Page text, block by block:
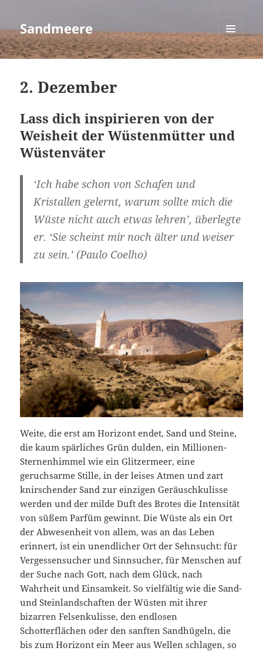
Sandmeere
MENÜ
UND
2. Dezember
Lass dich inspirieren von der
Weisheit der Wüstenmütter und
Wüstenväter
‘Ich habe schon von Schafen und
Kristallen gelernt, warum sollte mich die
Wüste nicht auch etwas lehren’, überlegte
er. ‘Sie scheint mir noch älter und weiser
zu sein.’ (Paulo Coelho)
Weite, die erst am Horizont endet, Sand und Steine,
die kaum spärliches Grün dulden, ein Millionen-
Sternenhimmel wie ein Glitzermeer, eine
geruchsarme Stille, in der leises Atmen und zart
knirschender Sand zur einzigen Geräuschkulisse
werden und der milde Duft des Brotes die Intensität
von süßem Parfüm gewinnt. Die Wüste als ein Ort
der Abwesenheit von allem, was an das Leben
erinnert, ist ein unendlicher Ort der Sehnsucht: für
Vergessensucher und Sinnsucher, für Menschen auf
der Suche nach Gott, nach dem Glück, nach
Wahrheit und Einsamkeit. So vielfältig wie die Sand-
und Steinlandschaften der Wüsten mit ihrer
bizarren Felsenkulisse, den endlosen
Schotterflächen oder den sanften Sandhügeln, die
bis zum Horizont ein Meer aus Wellen schlagen, so